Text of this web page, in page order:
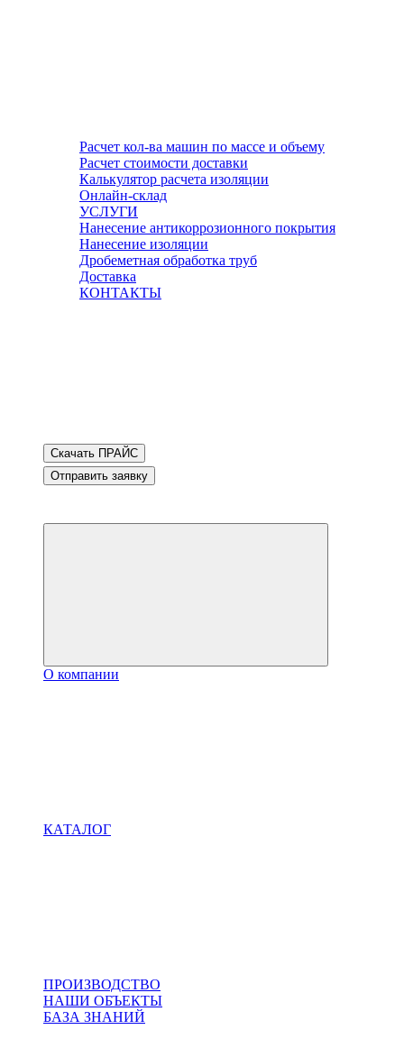
Расчет кол-ва машин по массе и объему
Расчет стоимости доставки
Калькулятор расчета изоляции
Онлайн-склад
УСЛУГИ
Нанесение антикоррозионного покрытия
Нанесение изоляции
Дробеметная обработка труб
Доставка
КОНТАКТЫ
Скачать ПРАЙС
Отправить заявку
О компании
КАТАЛОГ
ПРОИЗВОДСТВО
НАШИ ОБЪЕКТЫ
БАЗА ЗНАНИЙ